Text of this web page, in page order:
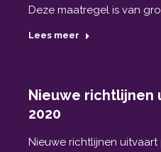
Deze maatregel is van
Lees meer
Nieuwe richtlijnen
2020
Nieuwe richtlijnen uitvaart